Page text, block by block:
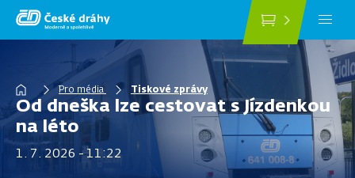
Přejít
Drobečková
navigace
Pro média Tiskové zprávy
Od dneška lze cestovat s Jízdenkou
na léto
1. 7. 2026 - 11:22